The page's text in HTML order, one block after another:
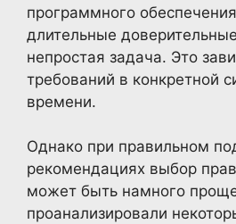
программного
длительные
непростая задача. Это
требований в конкретной
времени.
Однако при правильном
рекомендациях выбор
может быть намного
проанализировали